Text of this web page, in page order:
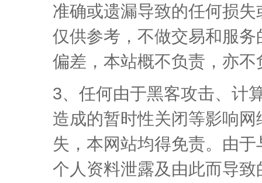
准确或遗漏导致的任何损
仅供参考，不做交易和服
偏差，本站概不负责，亦
3、任何由于黑客攻击、计
造成的暂时性关闭等影响
失，本网站均得免责。由
个人资料泄露及由此而导